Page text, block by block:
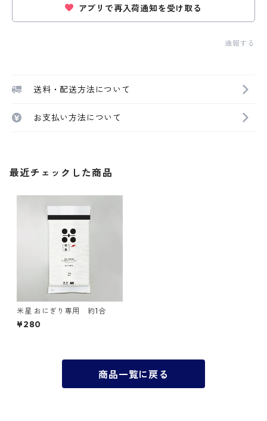
アプリで再入荷通知を受け取る
通報する
送料・配送方法について
お支払い方法について
最近チェックした商品
米星 おにぎり専用 約1合
¥280
商品一覧に戻る